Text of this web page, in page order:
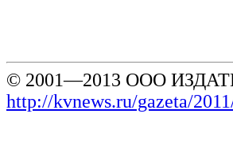
© 2001—2013 ООО
http://kvnews.ru/gazeta/